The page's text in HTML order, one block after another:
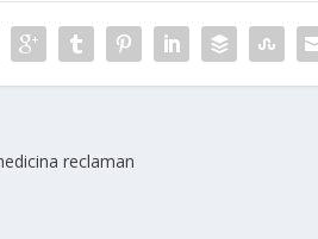
reclaman